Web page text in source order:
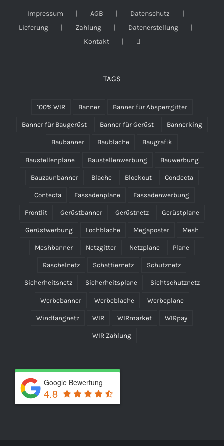
Impressum AGB
Datenschutz
Lieferung
Zahlung
Datenerstellung
Kontakt
TAGS
100% WIR Banner Banner für Absperrgitter
Banner für Baugerüst Banner für Gerüst Bannerking
Baubanner Baublache Baugrafik
Baustellenplane Baustellenwerbung Bauwerbung
Bauzaunbanner Blache Blockout Condecta
Contecta Fassadenplane Fassadenwerbung
Frontlit Gerüstbanner Gerüstnetz Gerüstplane
Gerüstwerbung Lochblache Megaposter Mesh
Meshbanner Netzgitter Netzplane Plane
Raschelnetz Schattiernetz Schutznetz
Sicherheitsnetz Sicherheitsplane Sichtschutznetz
Werbebanner Werbeblache Werbeplane
Windfangnetz WIR WIRmarket WIRpay
WIR Zahlung
Google Bewertung
4.8